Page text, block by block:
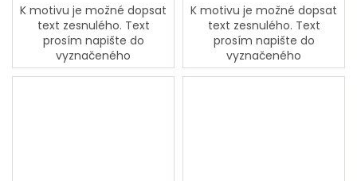
K motivu je možné dopsat
text zesnulého. Text
prosím napište do
vyznačeného
okénka,,Jméno, Příjmení,
K motivu je možné dopsat
text zesnulého. Text
prosím napište do
vyznačeného
okénka,,Jméno, Příjmení,